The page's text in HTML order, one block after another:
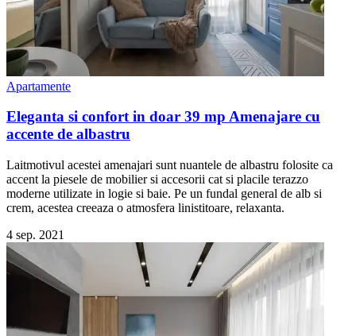
Apartamente
Eleganta si confort in doar 39 mp Amenajare cu
accente de albastru
Laitmotivul acestei amenajari sunt nuantele de albastru folosite ca
accent la piesele de mobilier si accesorii cat si placile terazzo
moderne utilizate in logie si baie. Pe un fundal general de alb si
crem, acestea creeaza o atmosfera linistitoare, relaxanta.
4 sep. 2021